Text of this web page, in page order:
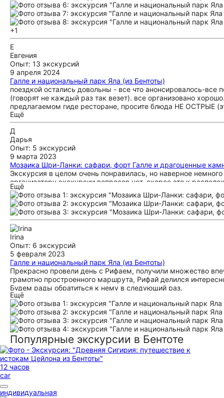
+1
Е
Евгения
Опыт: 13 экскурсий
9 апреля 2024
Галле и национальный парк Яла (из Бентоты)
поездкой остались довольны - все что анонсировалось-
(говорят не каждый раз так везет). все организовано
предлагаемом гиде ресторане, просите блюда НЕ ОСТРЫЕ
максимально приятные о поездке), мы забыли сказать это
слишком остро для европейцев))). спасибо организаторам!
Ещё
Д
Дарья
Опыт: 5 экскурсий
9 марта 2023
Мозаика Шри-Ланки: сафари, форт Галле и драгоценные
Экскурсия в целом очень понравилась, но наверное
организатору экскурсии вопросов нет, скорее это к
Единственное хотелось бы подольше погулять по Галле, но
Ещё
Irina
Опыт: 6 экскурсий
5 февраля 2023
Галле и национальный парк Яла (из Бентоты)
Прекрасно провели день с Рифаем, получили множество
грамотно простроенного маршрута, Рифай делился
Будем рады обратиться к нему в следующий раз.
Ещё
Популярные экскурсии в Бентоте
12 часов
car
индивидуальная